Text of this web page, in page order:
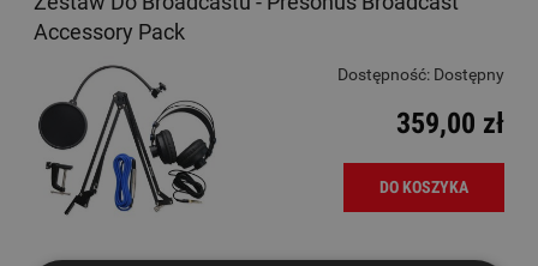
Accessory Pack
Dostępność: Dostępny
359,00 zł
DO KOSZYKA